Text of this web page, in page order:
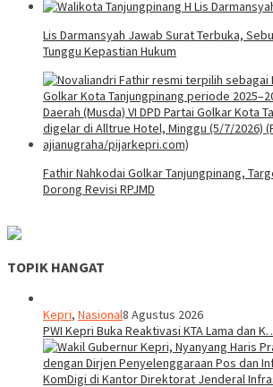
Lis Darmansyah Jawab Surat Terbuka,
Tunggu Kepastian Hukum
Fathir Nahkodai Golkar Tanjungpinang,
Dorong Revisi RPJMD
TOPIK HANGAT
Kepri, Nasional8 Agustus 2026
PWI Kepri Buka Reaktivasi KTA Lama dan